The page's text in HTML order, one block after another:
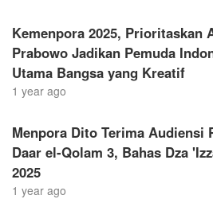
Kemenpora 2025, Prioritaskan
Prabowo Jadikan Pemuda
Utama Bangsa yang Kreatif
1 year ago
Menpora Dito Terima Audiensi
Daar el-Qolam 3, Bahas Dza
2025
1 year ago